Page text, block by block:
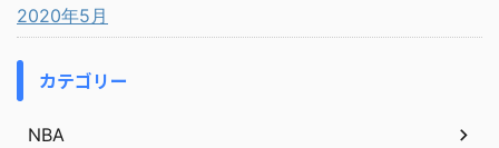
2020年5月
カテゴリー
NBA